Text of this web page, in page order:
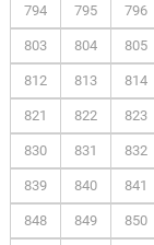
794 795 796
803 804 805
812 813 814
821 822 823
830 831 832
839 840 841
848 849 850